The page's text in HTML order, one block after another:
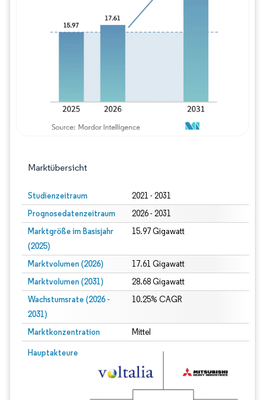
Marktübersicht
Studienzeitraum 2021 - 2031
Prognosedatenzeitraum 2026 - 2031
Marktgröße im Basisjahr
(2025)
15.97 Gigawatt
Marktvolumen (2026) 17.61 Gigawatt
Marktvolumen (2031) 28.68 Gigawatt
Wachstumsrate (2026 -
2031)
10.25% CAGR
Marktkonzentration Mittel
Hauptakteure
Bild © Mordor Intelligence. Wiederverwendung erfordert Namensnennung